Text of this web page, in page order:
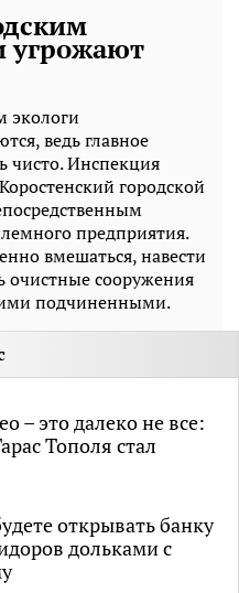
угрожают
ведь главное
чисто. Инспекция
городской
предприятия.
вмешаться, навести
очистные сооружения
подчиненными.
– это далеко не все:
Тополя стал
открывать банку
дольками с